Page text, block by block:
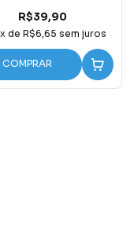
R$39,90
x deR$6,65 sem juros
COMPRAR